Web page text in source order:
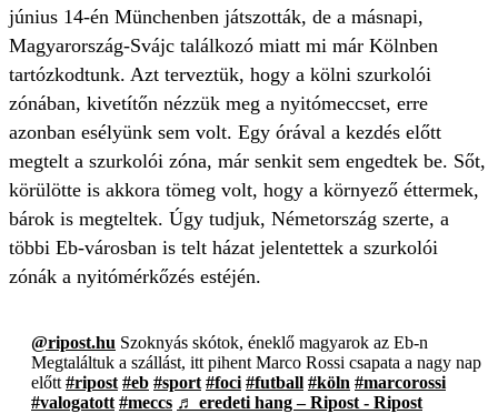
június 14-én Münchenben játszották, de a másnapi,
Magyarország-Svájc találkozó miatt mi már Kölnben
tartózkodtunk. Azt terveztük, hogy a kölni szurkolói
zónában, kivetítőn nézzük meg a nyitómeccset, erre
azonban esélyünk sem volt. Egy órával a kezdés előtt
megtelt a szurkolói zóna, már senkit sem engedtek be. Sőt,
körülötte is akkora tömeg volt, hogy a környező éttermek,
bárok is megteltek. Úgy tudjuk, Németország szerte, a
többi Eb-városban is telt házat jelentettek a szurkolói
zónák a nyitómérkőzés estéjén.
@ripost.hu Szoknyás skótok, éneklő magyarok az Eb-n
Megtaláltuk a szállást, itt pihent Marco Rossi csapata a nagy nap
előtt #ripost #eb #sport #foci #futball #köln #marcorossi
#valogatott #meccs ♬ eredeti hang – Ripost - Ripost